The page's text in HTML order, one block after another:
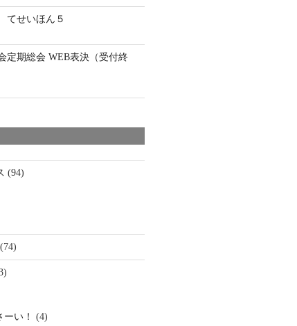
せいほん５
定期総会 WEB表決（受付終
(94)
(74)
い！ (4)